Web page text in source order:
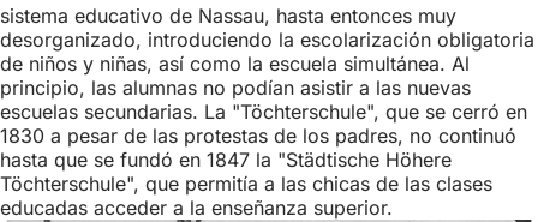
sistema educativo de Nassau, hasta entonces muy
desorganizado, introduciendo la escolarización obligatoria
de niños y niñas, así como la escuela simultánea. Al
principio, las alumnas no podían asistir a las nuevas
escuelas secundarias. La "Töchterschule", que se cerró en
1830 a pesar de las protestas de los padres, no continuó
hasta que se fundó en 1847 la "Städtische Höhere
Töchterschule", que permitía a las chicas de las clases
educadas acceder a la enseñanza superior.